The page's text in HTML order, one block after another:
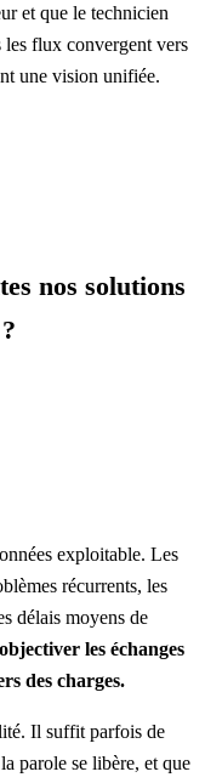
et que le technicien
flux convergent vers
une vision unifiée.
nos solutions
exploitable. Les
récurrents, les
délais moyens de
les échanges
des charges.
Il suffit parfois de
parole se libère, et que